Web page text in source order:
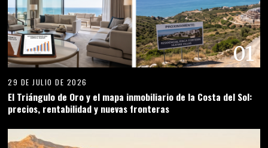
01
29 DE JULIO DE 2026
El Triángulo de Oro y el mapa inmobiliario de la Costa del Sol:
precios, rentabilidad y nuevas fronteras